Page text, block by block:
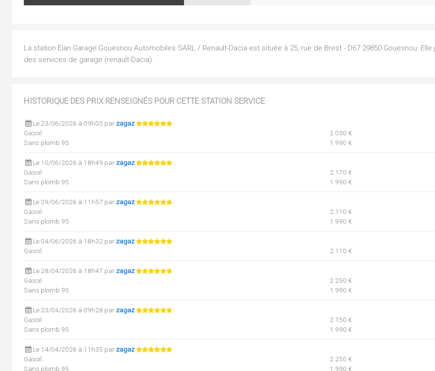
La station Elan Garage Gouesnou Automobiles SARL / Renault-Dacia est située à 25, rue de Brest - D67 29850 Gouesnou.
des services de garage (renault-Dacia).
HISTORIQUE DES PRIX RENSEIGNÉS POUR CETTE STATION SERVICE
Le 23/06/2026 à 09h05 par zagaz
Gasoil
2.030 €
Sans plomb 95
1.990 €
Le 10/06/2026 à 18h49 par zagaz
Gasoil
2.170 €
Sans plomb 95
1.990 €
Le 09/06/2026 à 11h57 par zagaz
Gasoil
2.110 €
Sans plomb 95
1.990 €
Le 04/06/2026 à 18h32 par zagaz
Gasoil
2.110 €
Le 28/04/2026 à 18h47 par zagaz
Gasoil
2.250 €
Sans plomb 95
1.990 €
Le 23/04/2026 à 09h28 par zagaz
Gasoil
2.150 €
Sans plomb 95
1.990 €
Le 14/04/2026 à 11h35 par zagaz
Gasoil
2.250 €
Sans plomb 95
1.990 €